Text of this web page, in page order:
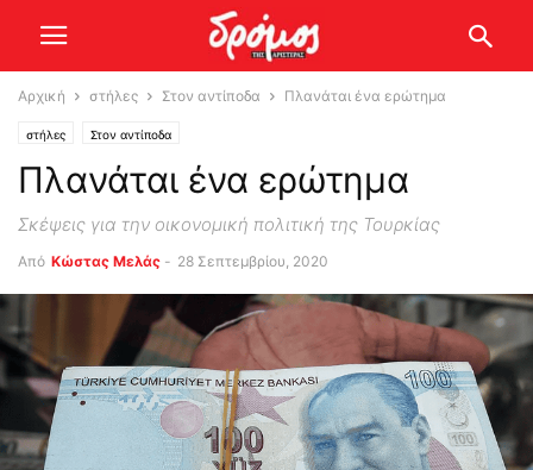
Αρχική στήλες Στον αντίποδα Πλανάται ένα ερώτημα
στήλες Στον αντίποδα
Πλανάται ένα ερώτημα
Σκέψεις για την οικονομική πολιτική της Τουρκίας
Από Κώστας Μελάς - 28 Σεπτεμβρίου, 2020